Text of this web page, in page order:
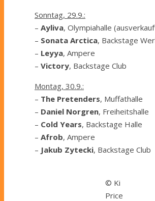
Sonntag, 29.9.:
– Ayliva, Olympiahalle
– Sonata Arctica, Backstage
– Leyya, Ampere
– Victory, Backstage Club
Montag, 30.9.:
– The Pretenders, Muffathalle
– Daniel Norgren, Freiheitshalle
– Cold Years, Backstage Halle
– Afrob, Ampere
– Jakub Zytecki, Backstage Club
© Ki
Price